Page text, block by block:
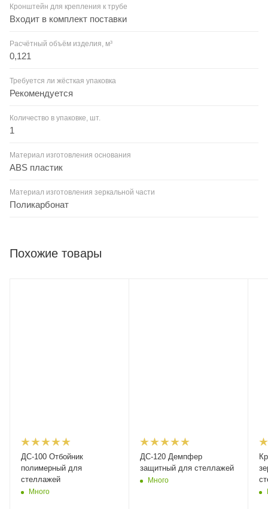
Кронштейн для крепления к трубе
Входит в комплект поставки
Расчётный объём изделия, м³
0,121
Требуется ли жёсткая упаковка
Рекомендуется
Количество в упаковке, шт.
1
Материал изготовления основания
ABS пластик
Материал изготовления зеркальной части
Поликарбонат
Похожие товары
ДС-100 Отбойник
полимерный для
стеллажей
Много
ДС-120 Демпфер
защитный для стеллажей
Много